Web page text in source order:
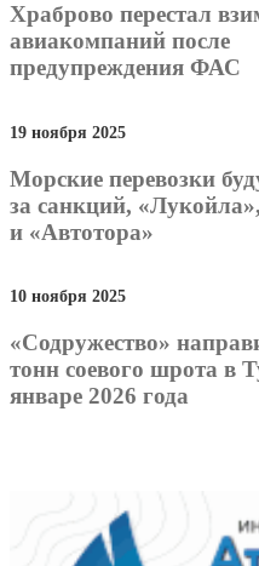
Храброво перестал
авиакомпаний после
предупреждения ФАС
19 ноября 2025
Морские перевозки
за санкций,
и «Автотора»
10 ноября 2025
«Содружество»
тонн соевого шрота в
январе 2026 года